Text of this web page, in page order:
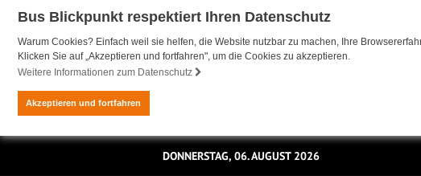
Bus Blickpunkt respektiert Ihren Datenschutz
Warum Cookies? Einfach weil sie helfen, die Website nutzbar zu machen, Ihre
Klicken Sie auf „Akzeptieren und fortfahren", um die Cookies zu akzeptieren.
Weitere Informationen zum Datenschutz
Akzeptieren und fortfahren
DONNERSTAG, 06. AUGUST 2026